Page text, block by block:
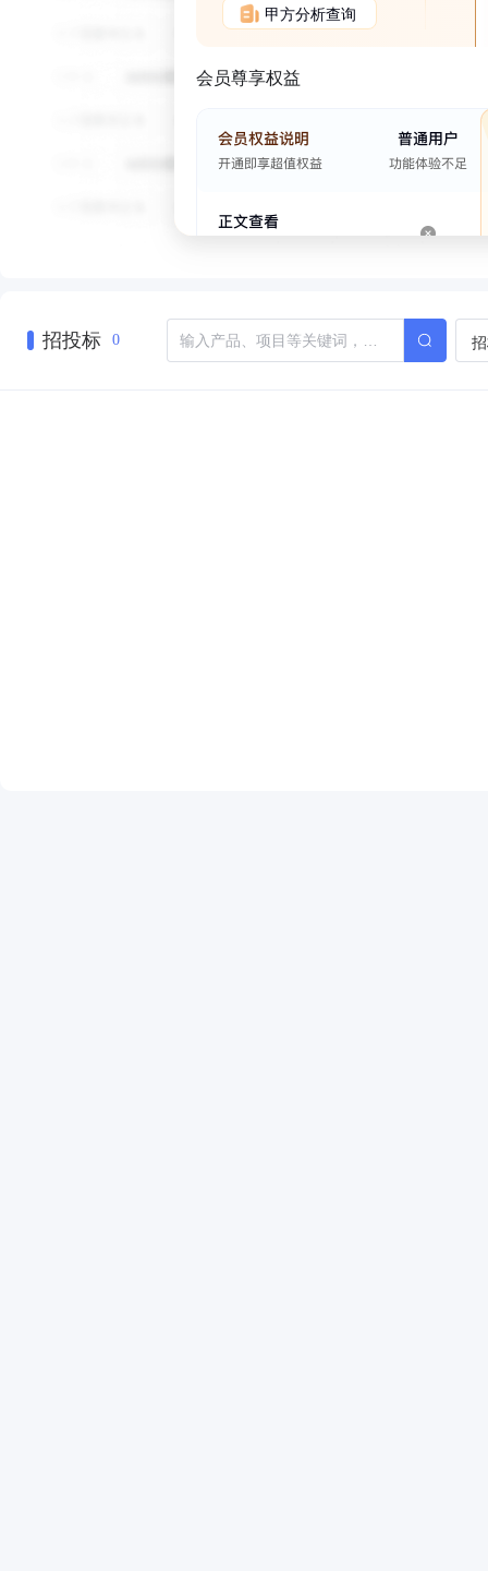
甲方分析查询
会员尊享权益
招投标 0